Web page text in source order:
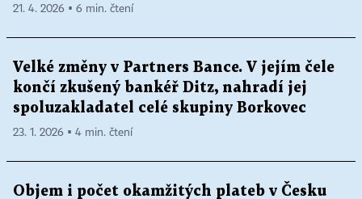
21. 4. 2026 ▪ 6 min. čtení
Velké změny v Partners Bance. V jejím čele
končí zkušený bankéř Ditz, nahradí jej
spoluzakladatel celé skupiny Borkovec
23. 1. 2026 ▪ 4 min. čtení
Objem i počet okamžitých plateb v Česku